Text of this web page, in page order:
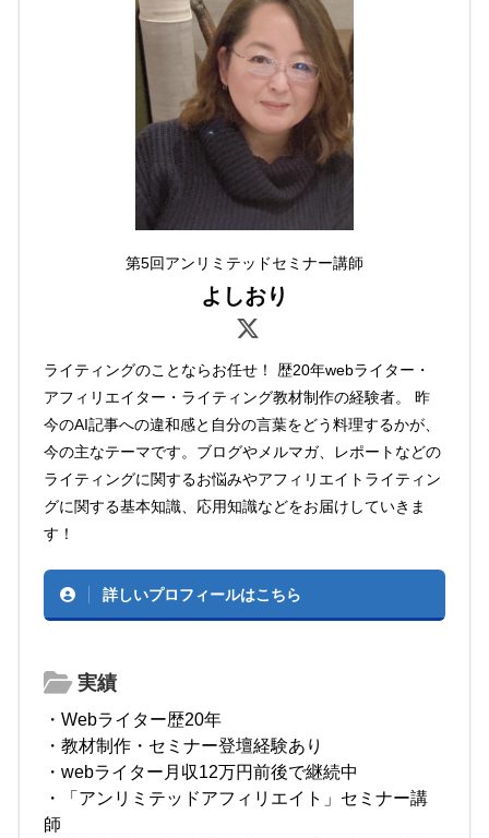
第5回アンリミテッドセミナー講師
よしおり
ライティングのことならお任せ！ 歴20年webライター・
アフィリエイター・ライティング教材制作の経験者。 昨
今のAI記事への違和感と自分の言葉をどう料理するかが、
今の主なテーマです。ブログやメルマガ、レポートなどの
ライティングに関するお悩みやアフィリエイトライティン
グに関する基本知識、応用知識などをお届けしていきま
す！
詳しいプロフィールはこちら
実績
・Webライター歴20年
・教材制作・セミナー登壇経験あり
・webライター月収12万円前後で継続中
・「アンリミテッドアフィリエイト」セミナー講
師